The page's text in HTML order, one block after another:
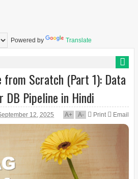
Powered by Translate
from Scratch (Part 1): Data
DB Pipeline in Hindi
12, 2025 A+ A- Print Email